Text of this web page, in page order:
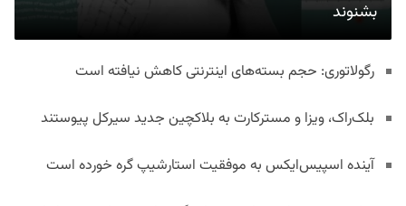
بشنوند
رگولاتوری: حجم بسته‌های اینترنتی کاهش نیافته است
بلک‌راک، ویزا و مسترکارت به بلاکچین جدید سیرکل پیوستند
آینده اسپیس‌ایکس به موفقیت استارشیپ گره خورده است